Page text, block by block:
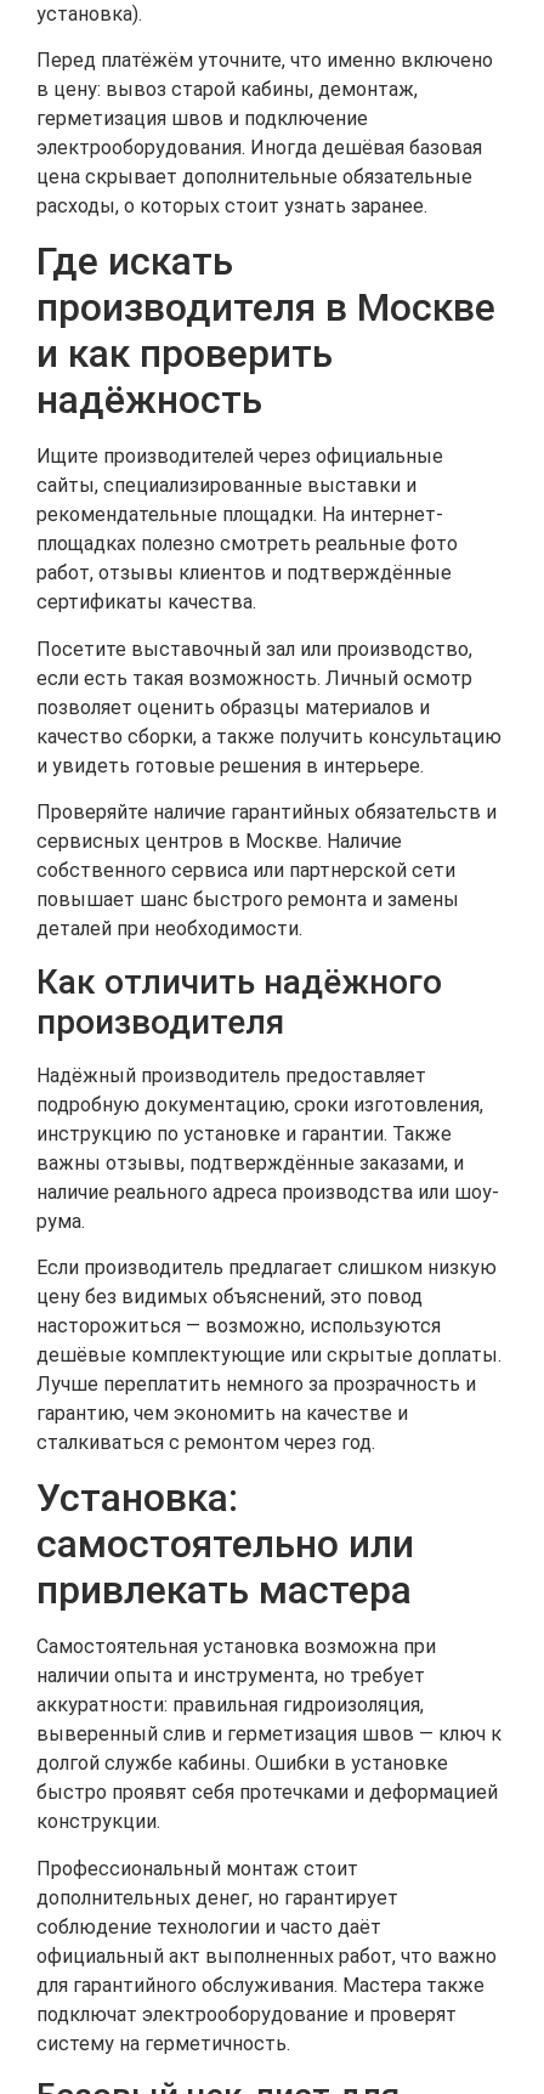
установка).
Перед платёжём уточните, что именно включено
в цену: вывоз старой кабины, демонтаж,
герметизация швов и подключение
электрооборудования. Иногда дешёвая базовая
цена скрывает дополнительные обязательные
расходы, о которых стоит узнать заранее.
Где искать
производителя в Москве
и как проверить
надёжность
Ищите производителей через официальные
сайты, специализированные выставки и
рекомендательные площадки. На интернет-
площадках полезно смотреть реальные фото
работ, отзывы клиентов и подтверждённые
сертификаты качества.
Посетите выставочный зал или производство,
если есть такая возможность. Личный осмотр
позволяет оценить образцы материалов и
качество сборки, а также получить консультацию
и увидеть готовые решения в интерьере.
Проверяйте наличие гарантийных обязательств и
сервисных центров в Москве. Наличие
собственного сервиса или партнерской сети
повышает шанс быстрого ремонта и замены
деталей при необходимости.
Как отличить надёжного
производителя
Надёжный производитель предоставляет
подробную документацию, сроки изготовления,
инструкцию по установке и гарантии. Также
важны отзывы, подтверждённые заказами, и
наличие реального адреса производства или шоу-
рума.
Если производитель предлагает слишком низкую
цену без видимых объяснений, это повод
насторожиться — возможно, используются
дешёвые комплектующие или скрытые доплаты.
Лучше переплатить немного за прозрачность и
гарантию, чем экономить на качестве и
сталкиваться с ремонтом через год.
Установка:
самостоятельно или
привлекать мастера
Самостоятельная установка возможна при
наличии опыта и инструмента, но требует
аккуратности: правильная гидроизоляция,
выверенный слив и герметизация швов — ключ к
долгой службе кабины. Ошибки в установке
быстро проявят себя протечками и деформацией
конструкции.
Профессиональный монтаж стоит
дополнительных денег, но гарантирует
соблюдение технологии и часто даёт
официальный акт выполненных работ, что важно
для гарантийного обслуживания. Мастера также
подключат электрооборудование и проверят
систему на герметичность.